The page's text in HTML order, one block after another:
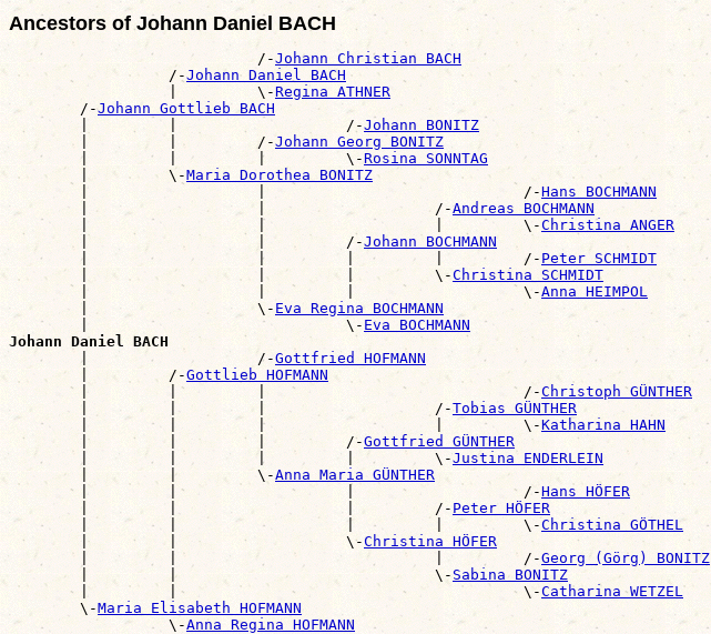
Ancestors of Johann Daniel BACH
                            /-
Johann Christian BACH
                  /-
Johann Daniel BACH
                  |         \-
Regina ATHNER
        /-
Johann Gottlieb BACH
        |         |                   /-
Johann BONITZ
        |         |         /-
Johann Georg BONITZ
        |         |         |         \-
Rosina SONNTAG
        |         \-
Maria Dorothea BONITZ
        |                   |                             /-
Hans BOCHMANN
        |                   |                   /-
Andreas BOCHMANN
        |                   |                   |         \-
Christina ANGER
        |                   |         /-
Johann BOCHMANN
        |                   |         |         |         /-
Peter SCHMIDT
        |                   |         |         \-
Christina SCHMIDT
        |                   |         |                   \-
Anna HEIMPOL
        |                   \-
Eva Regina BOCHMANN
        |                             \-
Eva BOCHMANN
Johann Daniel BACH
|                   /-Gottfried HOFMANN
        |         /-
Gottlieb HOFMANN
        |         |         |                             /-
Christoph GÜNTHER
        |         |         |                   /-
Tobias GÜNTHER
        |         |         |                   |         \-
Katharina HAHN
        |         |         |         /-
Gottfried GÜNTHER
        |         |         |         |         \-
Justina ENDERLEIN
        |         |         \-
Anna Maria GÜNTHER
        |         |                   |                   /-
Hans HÖFER
        |         |                   |         /-
Peter HÖFER
        |         |                   |         |         \-
Christina GÖTHEL
        |         |                   \-
Christina HÖFER
        |         |                             |         /-
Georg (Görg) BONITZ
        |         |                             \-
Sabina BONITZ
        |         |                                       \-
Catharina WETZEL
        \-
Maria Elisabeth HOFMANN
                  \-
Anna Regina HOFMANN